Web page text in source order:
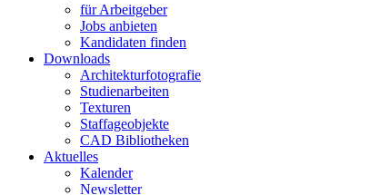
für Arbeitgeber
Jobs anbieten
Kandidaten finden
Downloads
Architekturfotografie
Studienarbeiten
Texturen
Staffageobjekte
CAD Bibliotheken
Aktuelles
Kalender
Newsletter